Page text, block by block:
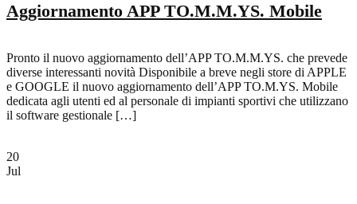
Aggiornamento APP TO.M.M.YS. Mobile
Pronto il nuovo aggiornamento dell’APP TO.M.M.YS. che prevede
diverse interessanti novità Disponibile a breve negli store di APPLE
e GOOGLE il nuovo aggiornamento dell’APP TO.M.YS. Mobile
dedicata agli utenti ed al personale di impianti sportivi che utilizzano
il software gestionale […]
20
Jul